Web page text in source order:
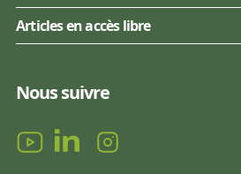
Articles en accès libre
Nous suivre